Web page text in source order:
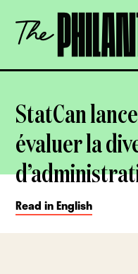
content
The
Philanthropist
StatCan
évaluer la
Read in English